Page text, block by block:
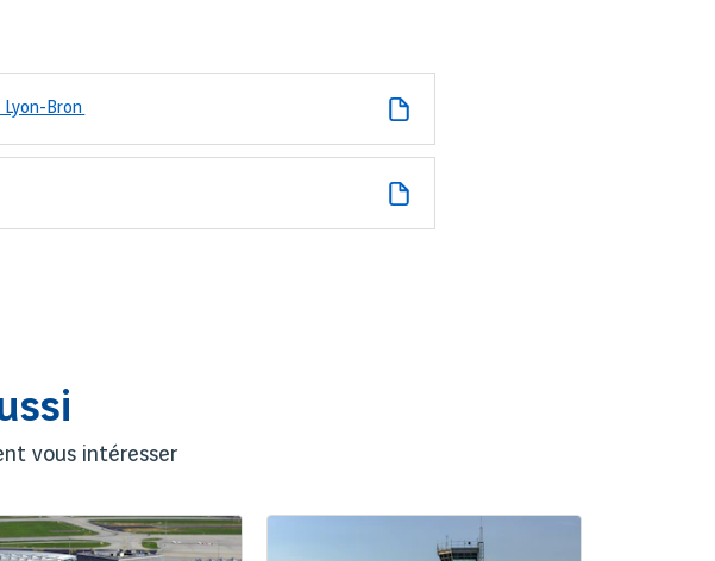
Bron
vous intéresser